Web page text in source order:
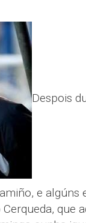
Despois
e
que